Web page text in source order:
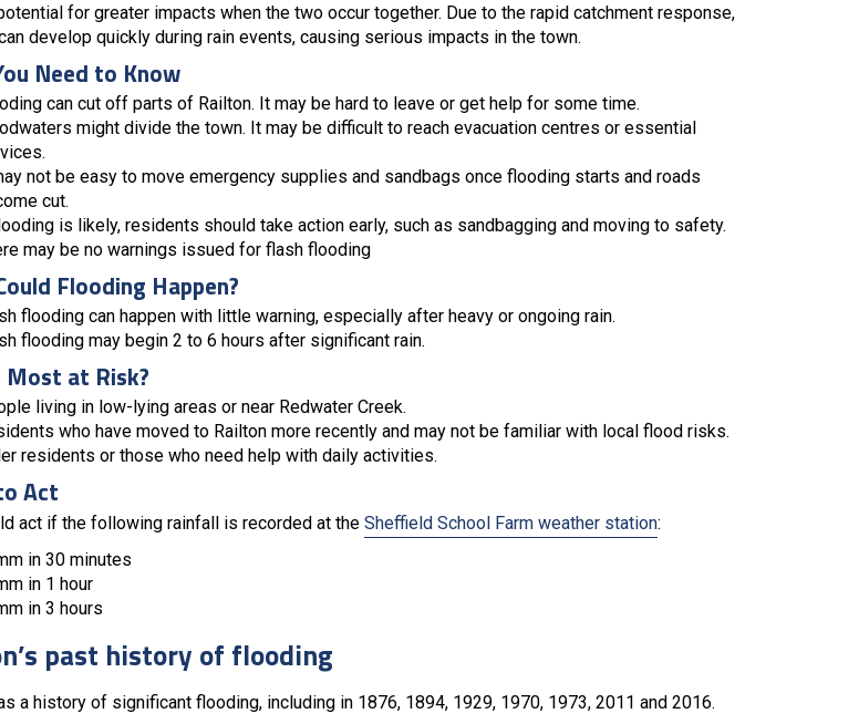
for greater impacts when the two occur together. Due to the rapid catchment response,
develop quickly during rain events, causing serious impacts in the town.
Need to Know
can cut off parts of Railton. It may be hard to leave or get help for some time.
might divide the town. It may be difficult to reach evacuation centres or essential
not be easy to move emergency supplies and sandbags once flooding starts and roads
cut.
is likely, residents should take action early, such as sandbagging and moving to safety.
may be no warnings issued for flash flooding
Flooding Happen?
flooding can happen with little warning, especially after heavy or ongoing rain.
flooding may begin 2 to 6 hours after significant rain.
Most at Risk?
living in low-lying areas or near Redwater Creek.
who have moved to Railton more recently and may not be familiar with local flood risks.
residents or those who need help with daily activities.
Act
act if the following rainfall is recorded at the Sheffield School Farm weather station:
in 30 minutes
in 1 hour
in 3 hours
past history of flooding
a history of significant flooding, including in 1876, 1894, 1929, 1970, 1973, 2011 and 2016.